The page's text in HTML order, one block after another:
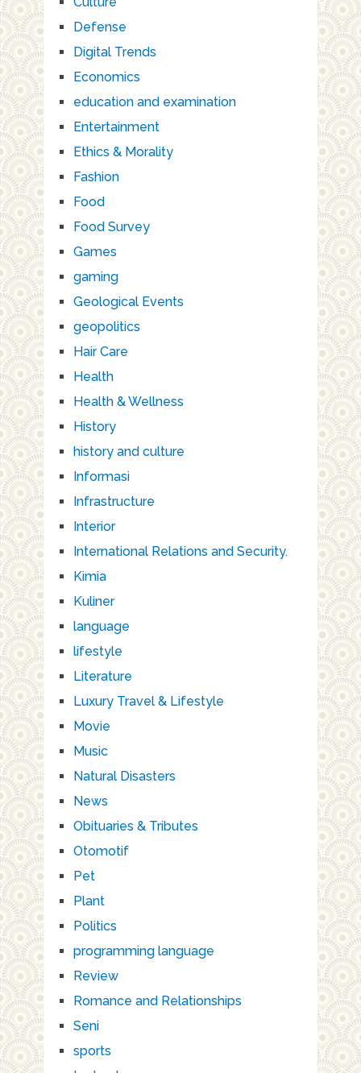
Defense
Digital Trends
Economics
education and examination
Entertainment
Ethics & Morality
Fashion
Food
Food Survey
Games
gaming
Geological Events
geopolitics
Hair Care
Health
Health & Wellness
History
history and culture
Informasi
Infrastructure
Interior
International Relations and Security.
Kimia
Kuliner
language
lifestyle
Literature
Luxury Travel & Lifestyle
Movie
Music
Natural Disasters
News
Obituaries & Tributes
Otomotif
Pet
Plant
Politics
programming language
Review
Romance and Relationships
Seni
sports